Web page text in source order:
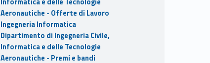
Aeronautiche - Offerte di Lavoro
Ingegneria Informatica
Dipartimento di Ingegneria Civile,
Informatica e delle Tecnologie
Aeronautiche - Premi e bandi